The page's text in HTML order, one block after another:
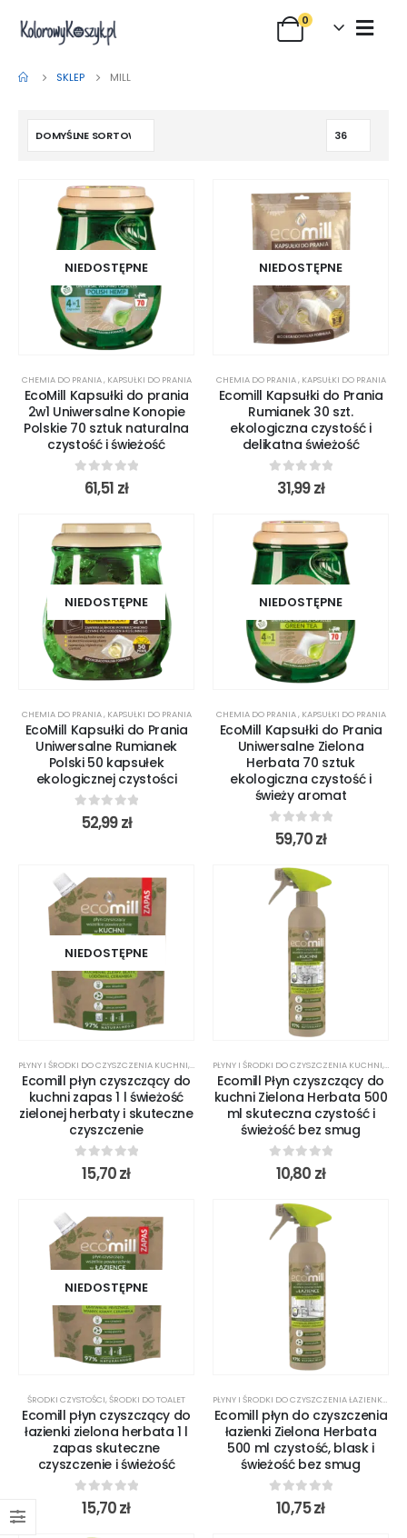
0
SKLEP MILL
NIEDOSTĘPNE
CHEMIA DO PRANIA, KAPSUŁKI DO PRANIA
EcoMill Kapsułki do prania
2w1 Uniwersalne Konopie
Polskie 70 sztuk naturalna
czystość i świeżość
out of 5
61,51 zł
NIEDOSTĘPNE
CHEMIA DO PRANIA, KAPSUŁKI DO PRANIA
Ecomill Kapsułki do Prania
Rumianek 30 szt.
ekologiczna czystość i
delikatna świeżość
out of 5
31,99zł
NIEDOSTĘPNE
CHEMIA DO PRANIA, KAPSUŁKI DO PRANIA
EcoMill Kapsułki do Prania
Uniwersalne Rumianek
Polski 50 kapsułek
ekologicznej czystości
out of 5
52,99zł
NIEDOSTĘPNE
CHEMIA DO PRANIA, KAPSUŁKI DO PRANIA
EcoMill Kapsułki do Prania
Uniwersalne Zielona
Herbata 70 sztuk
ekologiczna czystość i
świeży aromat
out of 5
59,70zł
NIEDOSTĘPNE
PŁYNY I ŚRODKI DO CZYSZCZENIA KUCHNI,ŚRODKI CZYSTOŚCI
Ecomill płyn czyszczący do
kuchni zapas 1 l świeżość
zielonej herbaty i skuteczne
czyszczenie
out of 5
15,70zł
PŁYNY I ŚRODKI DO CZYSZCZENIA KUCHNI,
Ecomill Płyn czyszczący do
kuchni Zielona Herbata 500
ml skuteczna czystość i
świeżość bez smug
out of 5
10,80 zł
NIEDOSTĘPNE
ŚRODKI CZYSTOŚCI,ŚRODKI DO TOALET
Ecomill płyn czyszczący do
łazienki zielona herbata 1 l
zapas skuteczne
czyszczenie i świeżość
out of 5
15,70zł
PŁYNY I ŚRODKI DO CZYSZCZENIA ŁAZIENKI,
Ecomill płyn do czyszczenia
łazienki Zielona Herbata
500 ml czystość, blask i
świeżość bez smug
out of 5
10,75zł